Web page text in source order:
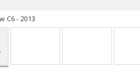
C6 - 2013